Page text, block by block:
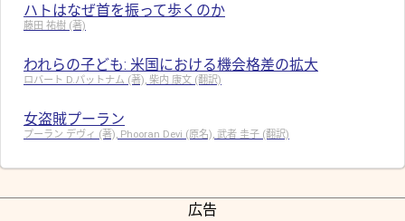
ハトはなぜ首を振って歩くのか
藤田 祐樹 (著)
われらの子ども: 米国における機会格差の拡大
ロバート D.パットナム (著), 柴内 康文 (翻訳)
女盗賊プーラン
プーラン デヴィ (著), Phooran Devi (原名), 武者 圭子 (翻訳)
広告